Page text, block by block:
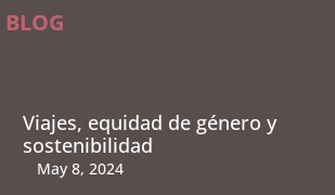
Viajes, equidad de género y
sostenibilidad
May 8, 2024